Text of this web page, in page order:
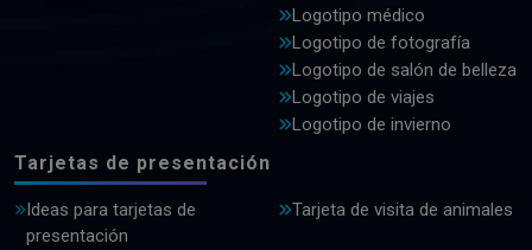
Logotipo médico
Logotipo de fotografía
Logotipo de salón de belleza
Logotipo de viajes
Logotipo de invierno
Tarjetas de presentación
Ideas para tarjetas de
presentación
Tarjeta de visita de animales